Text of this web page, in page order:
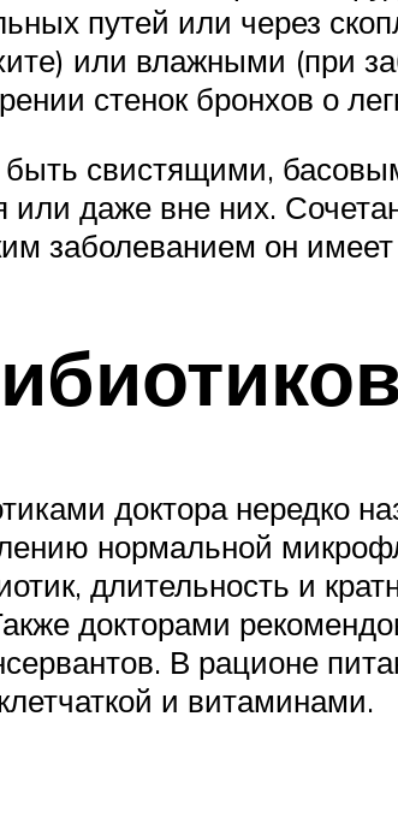
путей или через
или влажными (при
стенок бронхов о
свистящими,
или даже вне них.
заболеванием он
доктора нередко
нормальной
длительность и
докторами
В рационе
и витаминами.